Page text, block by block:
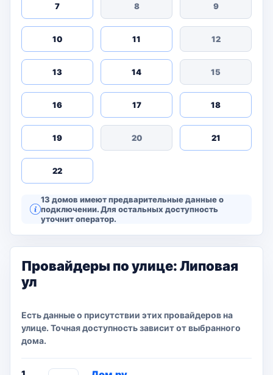
7 8 9
10 11 12
13 14 15
16 17 18
19 20 21
22
13 домов имеют предварительные данные о
подключении. Для остальных доступность
уточнит оператор.
Провайдеры по улице: Липовая
ул
Есть данные о присутствии этих провайдеров на
улице. Точная доступность зависит от выбранного
дома.